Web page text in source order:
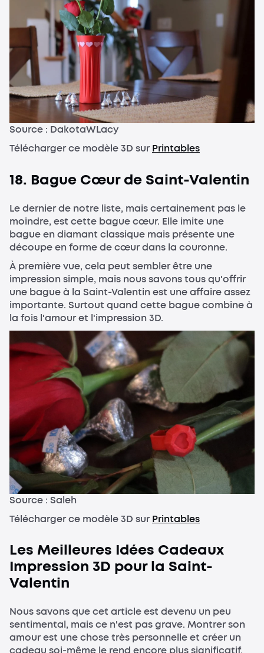
Source : DakotaWLacy
Télécharger ce modèle 3D surPrintables
18. Bague Cœur de Saint-Valentin
Le dernier de notre liste, mais certainement pas le
moindre, est cette bague cœur. Elle imite une
bague en diamant classique mais présente une
découpe en forme de cœur dans la couronne.
À première vue, cela peut sembler être une
impression simple, mais nous savons tous qu'offrir
une bague à la Saint-Valentin est une affaire assez
importante. Surtout quand cette bague combine à
la fois l'amour et l'impression 3D.
Source : Saleh
Télécharger ce modèle 3D surPrintables
Les Meilleures Idées Cadeaux
Impression 3D pour la Saint-
Valentin
Nous savons que cet article est devenu un peu
sentimental, mais ce n'est pas grave. Montrer son
amour est une chose très personnelle et créer un
cadeau soi-même le rend encore plus significatif.